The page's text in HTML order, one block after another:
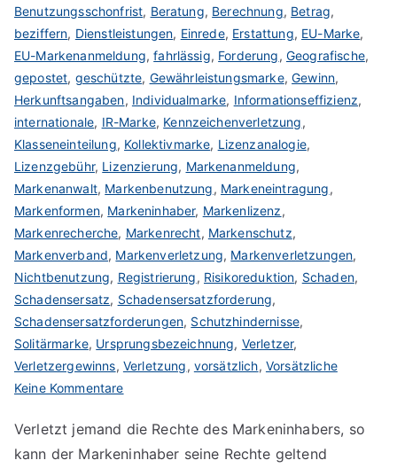
Benutzungsschonfrist, Beratung, Berechnung, Betrag,
beziffern, Dienstleistungen, Einrede, Erstattung, EU-Marke,
EU-Markenanmeldung,fahrlässig, Forderung, Geografische,
gepostet, geschützte, Gewährleistungsmarke,Gewinn,
Herkunftsangaben, Individualmarke, Informationseffizienz,
internationale, IR-Marke, Kennzeichenverletzung,
Klasseneinteilung, Kollektivmarke, Lizenzanalogie,
Lizenzgebühr, Lizenzierung, Markenanmeldung,
Markenanwalt, Markenbenutzung, Markeneintragung,
Markenformen, Markeninhaber, Markenlizenz,
Markenrecherche, Markenrecht, Markenschutz,
Markenverband, Markenverletzung, Markenverletzungen,
Nichtbenutzung, Registrierung, Risikoreduktion, Schaden,
Schadensersatz, Schadensersatzforderung,
Schadensersatzforderungen, Schutzhindernisse,
Solitärmarke, Ursprungsbezeichnung, Verletzer,
Verletzergewinns, Verletzung, vorsätzlich, Vorsätzliche
Keine Kommentarezu
bei
Markenverletzung
Verletzt jemand die Rechte des Markeninhabers, so
kann der Markeninhaber seine Rechte geltend